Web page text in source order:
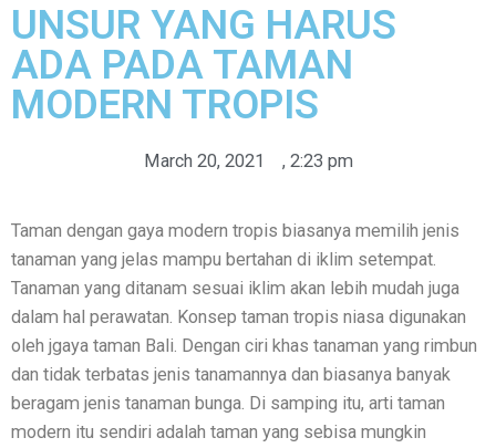
UNSUR YANG HARUS
ADA PADA TAMAN
MODERN TROPIS
March 20, 2021 ,2:23 pm
Taman dengan gaya modern tropis biasanya memilih jenis
tanaman yang jelas mampu bertahan di iklim setempat.
Tanaman yang ditanam sesuai iklim akan lebih mudah juga
dalam hal perawatan. Konsep taman tropis niasa digunakan
oleh jgaya taman Bali. Dengan ciri khas tanaman yang rimbun
dan tidak terbatas jenis tanamannya dan biasanya banyak
beragam jenis tanaman bunga. Di samping itu, arti taman
modern itu sendiri adalah taman yang sebisa mungkin